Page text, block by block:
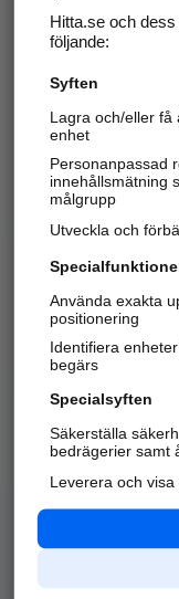
Hitta.se - Gratis
Sök företag,
Hitta
Alla kategorier
API & Kartor
Hitta.se och
följande:
Syften
Lagra och/eller få
enhet
Personanpassad
innehållsmätning
målgrupp
Utveckla och
Använda exakta
positionering
Identifiera
begärs
Specialsyften
Säkerställa
bedrägerier samt
Leverera och